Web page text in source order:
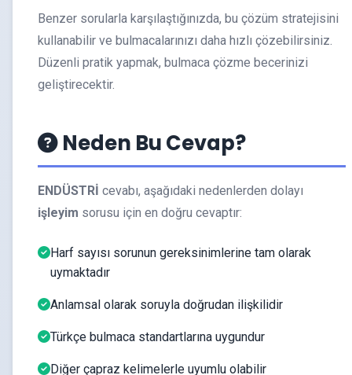
Benzer sorularla karşılaştığınızda, bu çözüm stratejisini
kullanabilir ve bulmacalarınızı daha hızlı çözebilirsiniz.
Düzenli pratik yapmak, bulmaca çözme becerinizi
geliştirecektir.
Neden Bu Cevap?
ENDÜSTRİ cevabı, aşağıdaki nedenlerden dolayı
işleyim sorusu için en doğru cevaptır:
Harf sayısı sorunun gereksinimlerine tam olarak
uymaktadır
Anlamsal olarak soruyla doğrudan ilişkilidir
Türkçe bulmaca standartlarına uygundur
Diğer çapraz kelimelerle uyumlu olabilir